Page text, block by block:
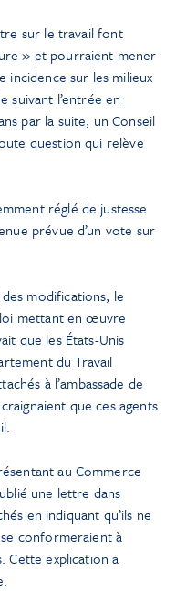
sur le travail font
» et pourraient mener
incidence sur les milieux
suivant l’entrée en
par la suite, un Conseil
question qui relève
réglé de justesse
prévue d’un vote sur
modifications, le
loi mettant en œuvre
que les États-Unis
du Travail
à l’ambassade de
que ces agents
au Commerce
une lettre dans
en indiquant qu’ils ne
conformeraient à
Cette explication a